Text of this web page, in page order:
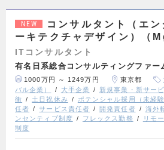
NEW
コンサルタント（エ
ーキテクチャデザイン）（
ITコンサルタント
有名日系総合コンサルティングファー
1000万円 ～ 1249万円 東京都
バル企業）
大手企業 新規事業・新サービ
衝
土日祝休み ポテンシャル採用（未経験
任者
サービス責任者 開発責任者 海外
ンセンティブ制度
フレックス勤務 リモ
制度